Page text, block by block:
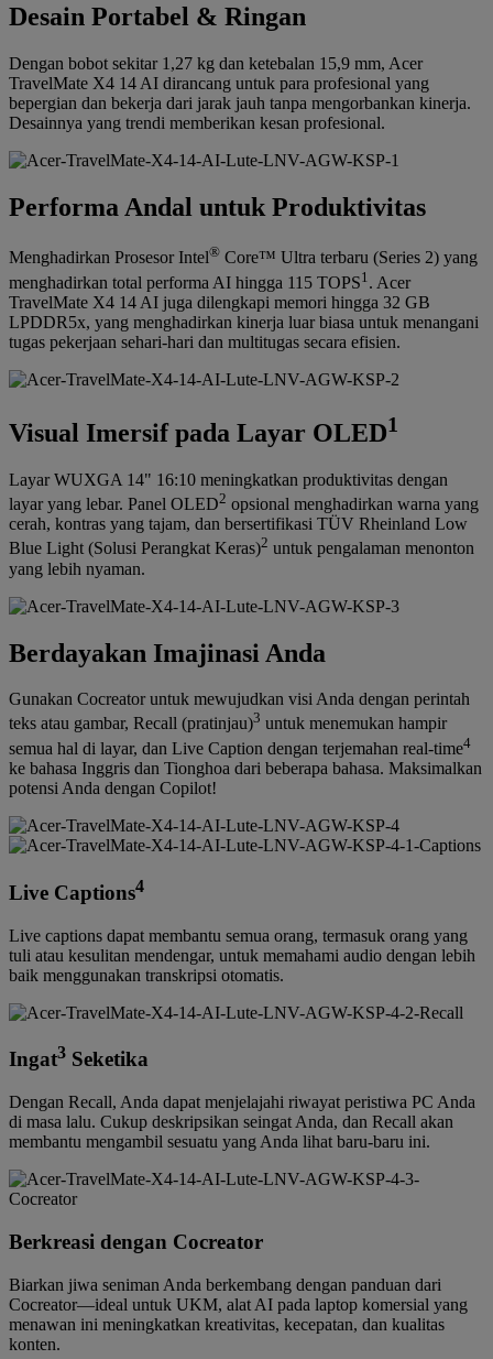
Desain Portabel & Ringan
Dengan bobot sekitar 1,27 kg dan ketebalan 15,9 mm, Acer
TravelMate X4 14 AI dirancang untuk para profesional yang
bepergian dan bekerja dari jarak jauh tanpa mengorbankan kinerja.
Desainnya yang trendi memberikan kesan profesional.
Performa Andal untuk Produktivitas
Menghadirkan Prosesor Intel® Core™ Ultra terbaru (Series 2) yang
menghadirkan total performa AI hingga 115 TOPS1 . Acer
TravelMate X4 14 AI juga dilengkapi memori hingga 32 GB
LPDDR5x, yang menghadirkan kinerja luar biasa untuk menangani
tugas pekerjaan sehari-hari dan multitugas secara efisien.
Visual Imersif pada Layar OLED1
Layar WUXGA 14" 16:10 meningkatkan produktivitas dengan
layar yang lebar. Panel OLED2 opsional menghadirkan warna yang
cerah, kontras yang tajam, dan bersertifikasi TÜV Rheinland Low
Blue Light (Solusi Perangkat Keras)2 untuk pengalaman menonton
yang lebih nyaman.
Berdayakan Imajinasi Anda
Gunakan Cocreator untuk mewujudkan visi Anda dengan perintah
teks atau gambar, Recall (pratinjau)3 untuk menemukan hampir
semua hal di layar, dan Live Caption dengan terjemahan real-time4
ke bahasa Inggris dan Tionghoa dari beberapa bahasa. Maksimalkan
potensi Anda dengan Copilot!
Live Captions4
Live captions dapat membantu semua orang, termasuk orang yang
tuli atau kesulitan mendengar, untuk memahami audio dengan lebih
baik menggunakan transkripsi otomatis.
Ingat3 Seketika
Dengan Recall, Anda dapat menjelajahi riwayat peristiwa PC Anda
di masa lalu. Cukup deskripsikan seingat Anda, dan Recall akan
membantu mengambil sesuatu yang Anda lihat baru-baru ini.
Berkreasi dengan Cocreator
Biarkan jiwa seniman Anda berkembang dengan panduan dari
Cocreator—ideal untuk UKM, alat AI pada laptop komersial yang
menawan ini meningkatkan kreativitas, kecepatan, dan kualitas
konten.